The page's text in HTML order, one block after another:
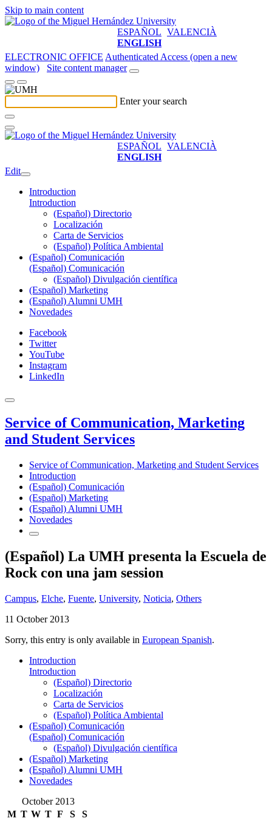
Skip to main content
ESPAÑOL VALENCIÀ
ENGLISH
ELECTRONIC OFFICE Authenticated Access (open a new
window)
Site content manager
Enter your search
ESPAÑOL VALENCIÀ
ENGLISH
Edit
Introduction
Introduction
(Español) Directorio
Localización
Carta de Servicios
(Español) Política Ambiental
(Español) Comunicación
(Español) Comunicación
(Español) Divulgación científica
(Español) Marketing
(Español) Alumni UMH
Novedades
Facebook
Twitter
YouTube
Instagram
LinkedIn
Service of Communication, Marketing
and Student Services
Service of Communication, Marketing and Student Services
Introduction
(Español) Comunicación
(Español) Marketing
(Español) Alumni UMH
Novedades
(Español) La UMH presenta la Escuela de
Rock con una jam session
Campus, Elche, Fuente, University, Noticia, Others
11 October 2013
Sorry, this entry is only available in European Spanish.
Introduction
Introduction
(Español) Directorio
Localización
Carta de Servicios
(Español) Política Ambiental
(Español) Comunicación
(Español) Comunicación
(Español) Divulgación científica
(Español) Marketing
(Español) Alumni UMH
Novedades
October 2013
M T W T F S
S